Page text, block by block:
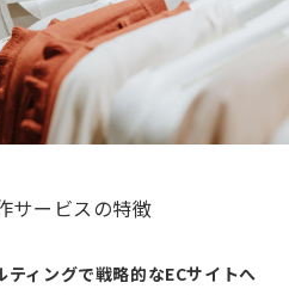
サービスの特徴
ィングで戦略的なECサイトへ